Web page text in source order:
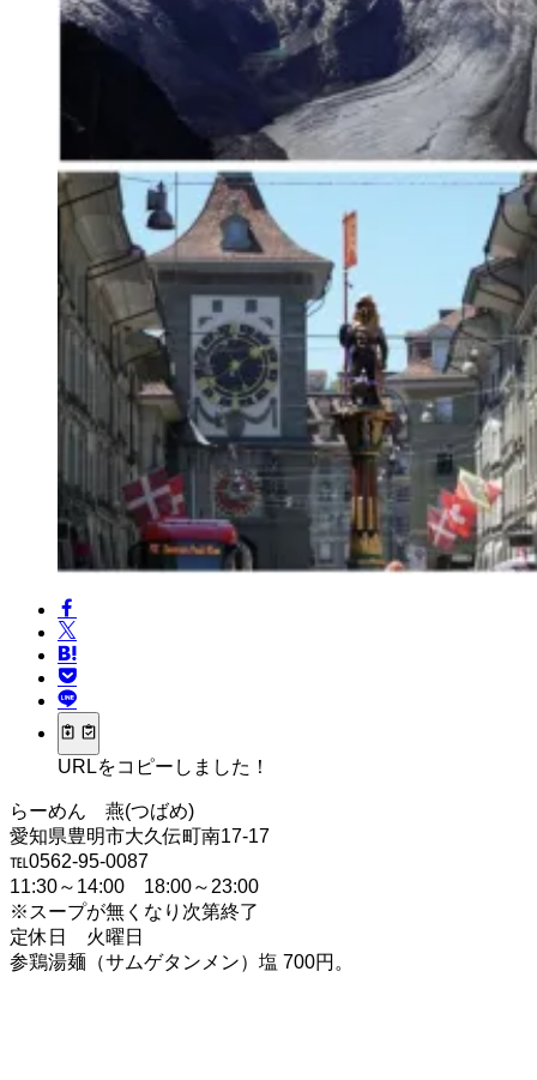
URLをコピーしました！
らーめん 燕(つばめ)
愛知県豊明市大久伝町南17-17
℡0562-95-0087
11:30～14:00 18:00～23:00
※スープが無くなり次第終了
定休日 火曜日
参鶏湯麺（サムゲタンメン）塩 700円。